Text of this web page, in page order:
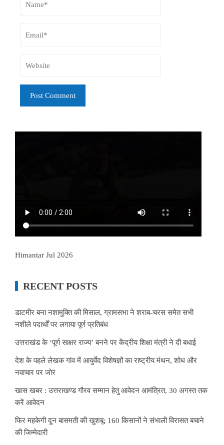
Himantar Jul 2026
RECENT POSTS
डाटमीर बना नशामुक्ति की मिसाल, ग्रामसभा ने शराब-चरस समेत सभी
नशीले पदार्थों पर लगाया पूर्ण प्रतिबंध
उत्तराखंड के ‘पूर्ण साक्षर राज्य’ बनने पर केंद्रीय शिक्षा मंत्री ने दी बधाई
देश के पहले लेखक गांव में आयुर्वेद विशेषज्ञों का राष्ट्रीय मंथन, शोध और
नवाचार पर जोर
खास खबर : उत्तराखण्ड गौरव सम्मान हेतु आवेदन आमंत्रित, 30 अगस्त तक
करें आवेदन
फिर महकेगी दून बासमती की खुशबू: 160 किसानों ने संभाली विरासत बचाने
की जिम्मेदारी